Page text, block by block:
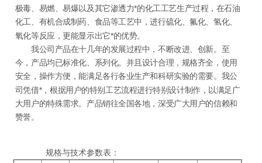
极毒、易燃、易爆以及其它渗透力*的化工工艺生产过程，在石油
化工、有机合成制药、食品等工艺中，进行硫化、氟化、氢化、
氧化等反应，更能显示出它*的优势。
我公司产品在十几年的发展过程中，不断改进、创新。至
今，产品均已标准化、系列化。并且设计合理，规格齐全，使用
安全，操作方便，能满足各行各业生产和科研实验的需要。我公
司凭借*，根据用户的特别工艺流程进行特别设计制作，以满足广
大用户的特殊需求。产品销往全国各地，深受广大用户的信赖和
赞誉。
规格与技术参数表：